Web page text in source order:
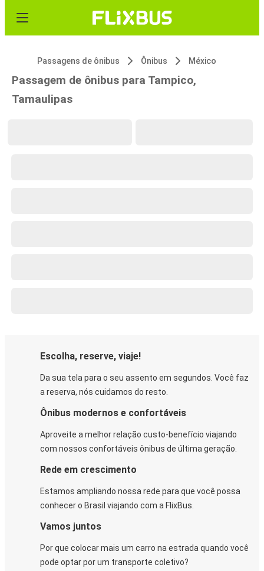
Passagens de ônibus Ônibus México
Passagem de ônibus para Tampico,
Tamaulipas
Escolha, reserve, viaje!
Da sua tela para o seu assento em segundos. Você faz
a reserva, nós cuidamos do resto.
Ônibus modernos e confortáveis
Aproveite a melhor relação custo-benefício viajando
com nossos confortáveis ônibus de última geração.
Rede em crescimento
Estamos ampliando nossa rede para que você possa
conhecer o Brasil viajando com a FlixBus.
Vamos juntos
Por que colocar mais um carro na estrada quando você
pode optar por um transporte coletivo?